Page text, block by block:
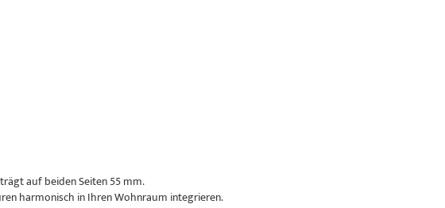
auf beiden Seiten 55 mm.
harmonisch in Ihren Wohnraum integrieren.